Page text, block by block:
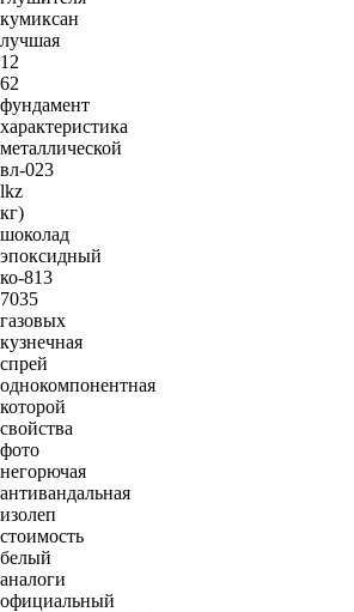
кумиксан
лучшая
12
62
фундамент
характеристика
металлической
вл-023
lkz
кг)
шоколад
эпоксидный
ко-813
7035
газовых
кузнечная
спрей
однокомпонентная
которой
свойства
фото
негорючая
антивандальная
изолеп
стоимость
белый
аналоги
официальный